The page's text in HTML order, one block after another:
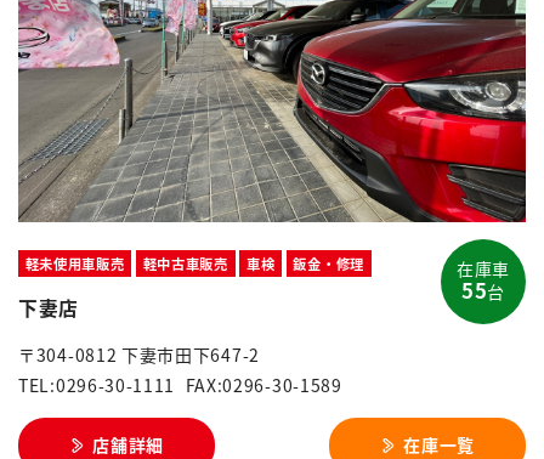
軽未使用車販売 軽中古車販売 車検 鈑金・修理
下妻店
〒304-0812 下妻市田下647-2
TEL:0296-30-1111 FAX:0296-30-1589
店舗詳細 在庫一覧
在庫車
55台